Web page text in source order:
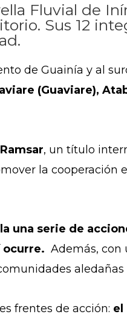
Fluvial de
Sus 12
de Guainía y al
(Guaviare),
, un título
la cooperación
una serie de
ocurre. Además, con
aledañas
frentes de acción: el